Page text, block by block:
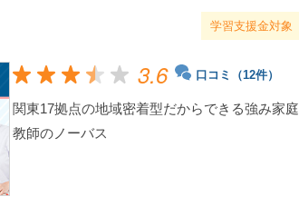
学習支援金対象
3.6 口コミ（12件）
関東17拠点の地域密着型だからできる強み家庭
教師のノーバス